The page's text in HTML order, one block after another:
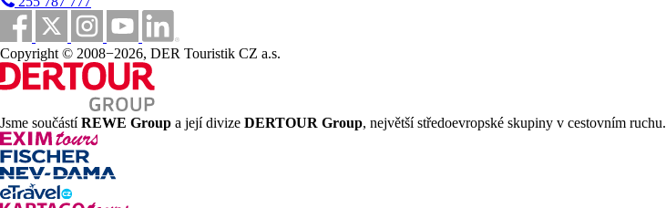
Copyright © 2008−2026, DER Touristik CZ a.s.
Jsme součástíREWE Group a její divize DERTOUR Group, největší středoevropské skupiny v cestovním ruchu.